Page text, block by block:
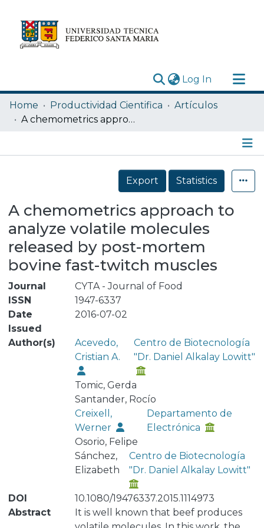
Log In (current)
Research Outputs
Statistics
Home Productividad Cientifica
Artículos
A chemometrics approach to analyze volatile molecules released by post-mortem bovine fast-twitch muscles
Details
Export
Statistics
A chemometrics approach to
analyze volatile molecules
released by post-mortem
bovine fast-twitch muscles
Journal
CYTA - Journal of Food
ISSN
1947-6337
Date
Issued
2016-07-02
Author(s)
Acevedo,
Cristian A.
Centro de Biotecnología
"Dr. Daniel Alkalay Lowitt"
Tomic, Gerda
Santander, Rocío
Creixell,
Werner
Departamento de
Electrónica
Osorio, Felipe
Sánchez,
Elizabeth
Centro de Biotecnología
"Dr. Daniel Alkalay Lowitt"
DOI
10.1080/19476337.2015.1114973
Abstract
It is well known that beef produces